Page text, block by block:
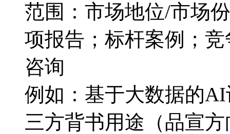
范围：市场地位/市场
项报告；标杆案例；
咨询
例如：基于大数据的
三方背书用途（品宣